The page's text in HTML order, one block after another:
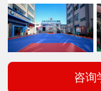
咨询